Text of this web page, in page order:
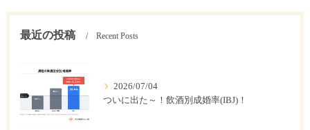
最近の投稿 Recent Posts
2026/07/04
ついに出た～！飲酒別成婚率(IBJ)！